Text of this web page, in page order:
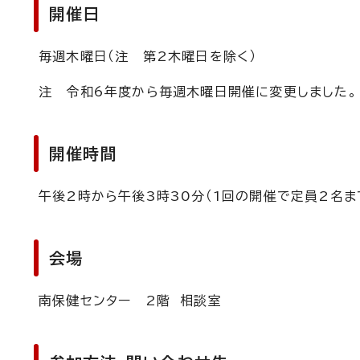
開催日
毎週木曜日（注 第2木曜日を除く）
注 令和6年度から毎週木曜日開催に変更しました。
開催時間
午後2時から午後3時30分（1回の開催で定員2名ま
会場
南保健センター 2階 相談室